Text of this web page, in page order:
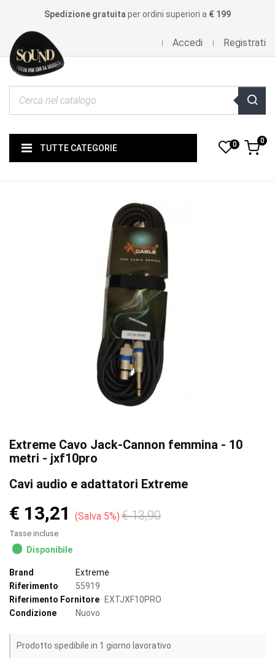
Spedizione gratuita per ordini superiori a € 199
Accedi Registrati
TUTTE CATEGORIE 0 0
Extreme Cavo Jack-Cannon femmina - 10
metri - jxf10pro
Cavi audio e adattatori Extreme
€ 13,21 Salva 5% € 13,90
Tasse incluse
Disponibile
Brand
Extreme
Riferimento
55919
Riferimento Fornitore
EXTJXF10PRO
Condizione
Nuovo
Prodotto spedibile in 1 giorno lavorativo